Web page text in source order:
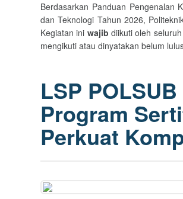
Berdasarkan Panduan Pengenalan
dan Teknologi Tahun 2026,
Kegiatan ini wajib diikuti oleh
mengikuti atau dinyatakan belum
LSP
Program
Perkuat